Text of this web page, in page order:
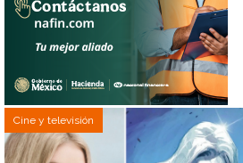
Cine y televisión